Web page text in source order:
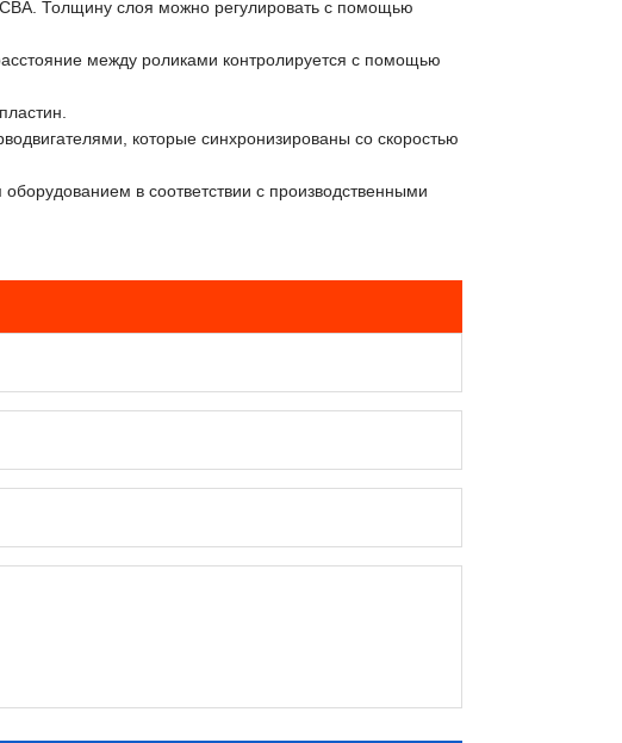
Толщину слоя можно регулировать с помощью
между роликами контролируется с помощью
которые синхронизированы со скоростью
в соответствии с производственными